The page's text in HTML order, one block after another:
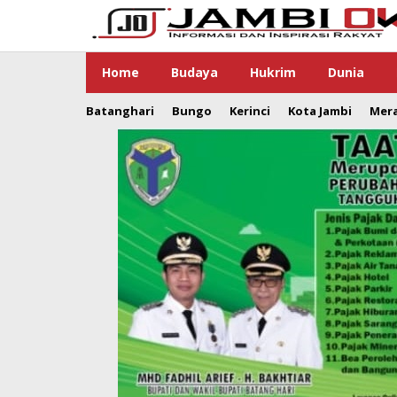
Home Budaya Hukrim Dunia
Batanghari Bungo Kerinci Kota Jambi